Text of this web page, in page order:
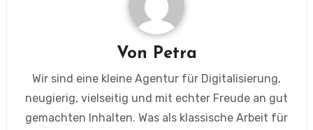
Von Petra
Wir sind eine kleine Agentur für Digitalisierung,
neugierig, vielseitig und mit echter Freude an gut
gemachten Inhalten. Was als klassische Arbeit für